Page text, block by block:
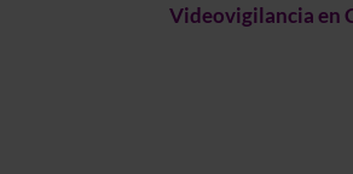
Videovigilancia en